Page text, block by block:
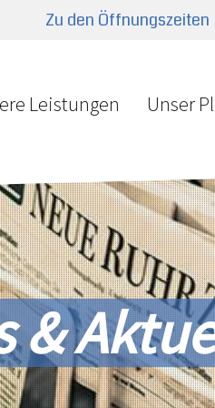
Zu den Öffnungszeiten
Leistungen Unser
&